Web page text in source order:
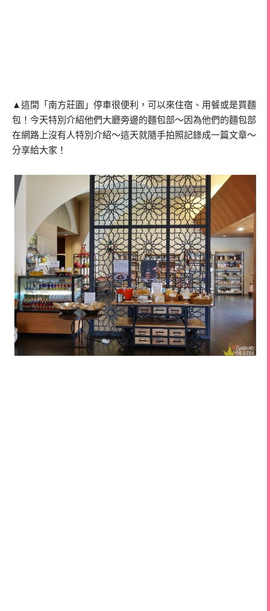
▲這間「南方莊園」停車很便利，可以來住宿、用餐或是買麵
包！今天特別介紹他們大廳旁邊的麵包部～因為他們的麵包部
在網路上沒有人特別介紹～這天就隨手拍照記錄成一篇文章～
分享給大家！